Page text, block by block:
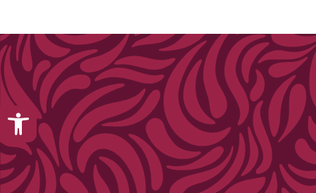
Open toolbar